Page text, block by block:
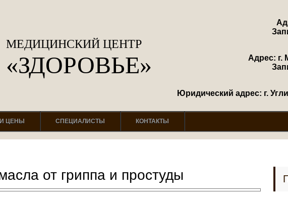
МЕДИЦИНСКИЙ ЦЕНТР
«ЗДОРОВЬЕ»
Адрес: г.
Юридический адрес: г.
ЦЕНЫ СПЕЦИАЛИСТЫ КОНТАКТЫ
от гриппа и простуды